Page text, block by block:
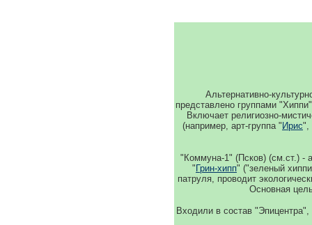
Альтернативно-
представлено группами
Включает религиозно-
(например, арт-группа " Ирис",
"Коммуна-1" (Псков) (см.ст.) -
" Грин-хипп" ("зеленый
патруля, проводит
Основная
Входили в состав